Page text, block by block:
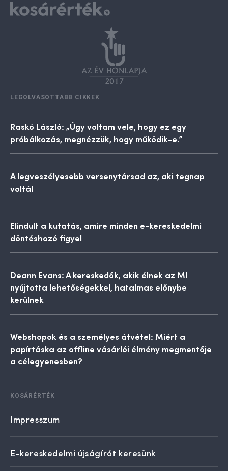
LEGOLVASOTTABB CIKKEK
Raskó László: „Úgy voltam vele, hogy ez egy
próbálkozás, megnézzük, hogy működik-e.”
A legveszélyesebb versenytársad az, aki tegnap
voltál
Elindult a kutatás, amire minden e-kereskedelmi
döntéshozó figyel
Deann Evans: A kereskedők, akik élnek az MI
nyújtotta lehetőségekkel, hatalmas előnybe
kerülnek
Webshopok és a személyes átvétel: Miért a
papírtáska az offline vásárlói élmény megmentője
a célegyenesben?
KOSÁRÉRTÉK
Impresszum
E-kereskedelmi újságírót keresünk